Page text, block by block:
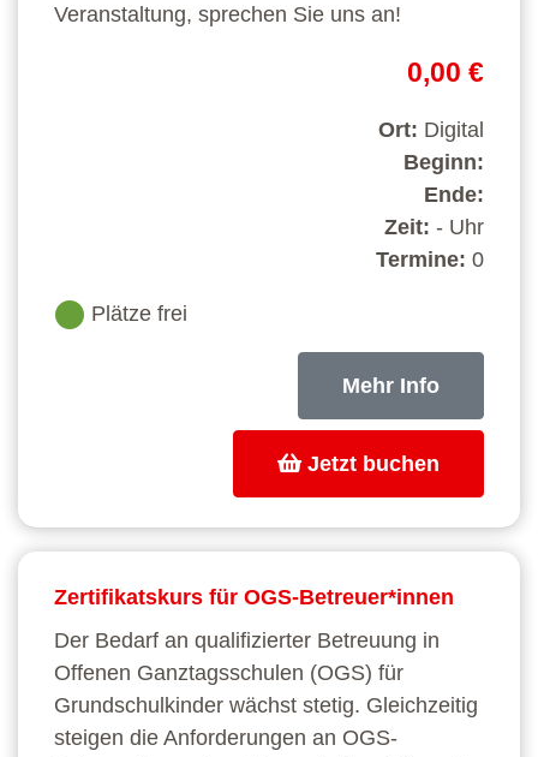
Veranstaltung, sprechen Sie uns an!
0,00 €
Ort: Digital
Beginn:
Ende:
Zeit: - Uhr
Termine: 0
Plätze frei
Mehr Info
Jetzt buchen
Zertifikatskurs für OGS-Betreuer*innen
Der Bedarf an qualifizierter Betreuung in
Offenen Ganztagsschulen (OGS) für
Grundschulkinder wächst stetig. Gleichzeitig
steigen die Anforderungen an OGS-